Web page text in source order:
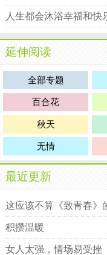
把你的手放进他的手心
光，那道光，照亮着你
把你的心交给他，那一
你花费了很多力气，让
都说互相思念的人
才能再次相见？我不知
彼岸，你的音容笑貌
光的彼岸，我们都已褪
沧桑，不同的经历让
间却依旧没有改变我们
的朋友，在孤单的夜晚
身边，但我们依旧相信
以，我便想要，去你所
去你所在的城市看
人生都会沐浴幸福和
延伸阅读
全部专题
百合花
秋天
无情
最近更新
这应该不算《致青春》
积攒温暖
女人太强，情场易受挫